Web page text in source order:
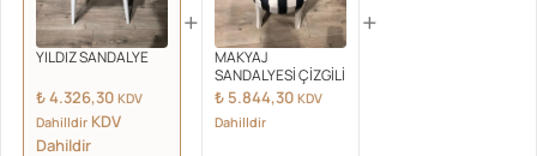
YILDIZ SANDALYE
₺4.326,30 KDV
Dahilldir KDV
Dahildir
+
MAKYAJ
SANDALYESİ ÇİZGİLİ
₺ 5.844,30 KDV
Dahilldir
+